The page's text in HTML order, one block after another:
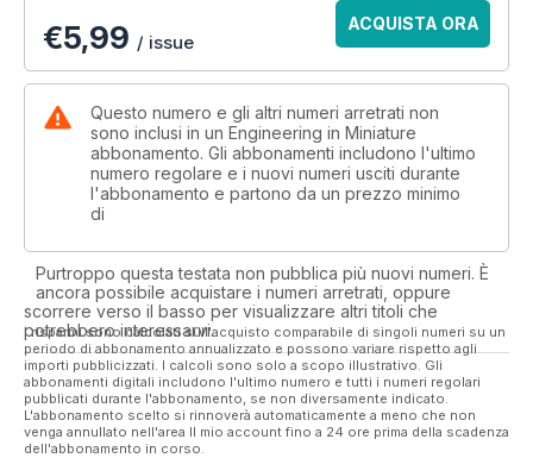
And John Arrowsmith reports from a damp but busy Dreaming
Spires Rally in Oxford.
With Tech-Ed Harry facing even more challenges at
Fairbourne, an LNER rally in Lincolnshire and much more,
there's plenty for all model engineers in Engineering in
Miniature.
€5,99 / issue
ACQUISTA ORA
Questo numero e gli altri numeri arretrati non
sono inclusi in un Engineering in Miniature
abbonamento. Gli abbonamenti includono l'ultimo
numero regolare e i nuovi numeri usciti durante
l'abbonamento e partono da un prezzo minimo
di
Purtroppo questa testata non pubblica più nuovi numeri. È
ancora possibile acquistare i numeri arretrati, oppure
scorrere verso il basso per visualizzare altri titoli che
potrebbero interessarvi.
I risparmi sono calcolati sull'acquisto comparabile di singoli numeri su un
periodo di abbonamento annualizzato e possono variare rispetto agli
importi pubblicizzati. I calcoli sono solo a scopo illustrativo. Gli
abbonamenti digitali includono l'ultimo numero e tutti i numeri regolari
pubblicati durante l'abbonamento, se non diversamente indicato.
L'abbonamento scelto si rinnoverà automaticamente a meno che non
venga annullato nell'area Il mio account fino a 24 ore prima della scadenza
dell'abbonamento in corso.